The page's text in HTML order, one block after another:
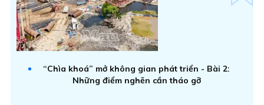
“Chìa khoá” mở không gian phát triển - Bài 2:
Những điểm nghẽn cần tháo gỡ